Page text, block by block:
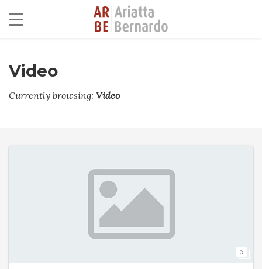
Video
Currently browsing: Video
5